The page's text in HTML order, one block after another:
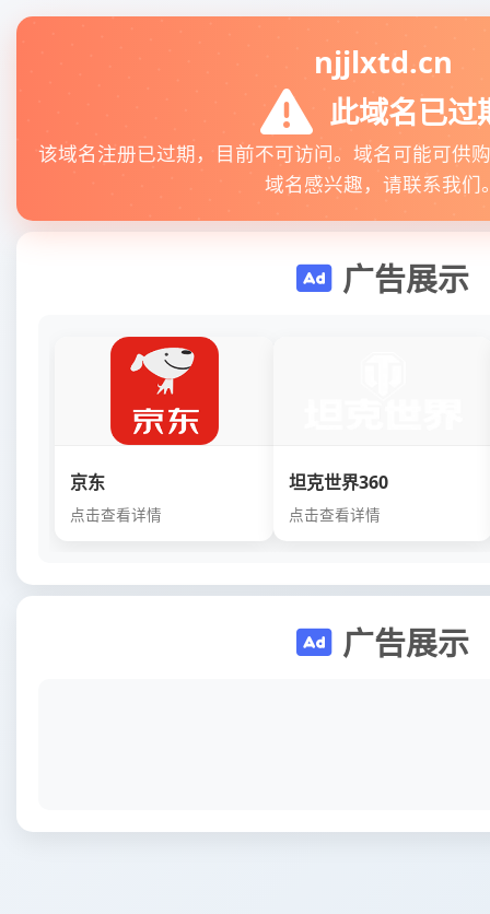
njjlxtd.cn
此域名已过
该域名注册已过期，目前不可访问。域名可能可供
域名感兴趣，请联系我们
广告展示
京东
点击查看详情
坦克世界360
点击查看详情
广告展示